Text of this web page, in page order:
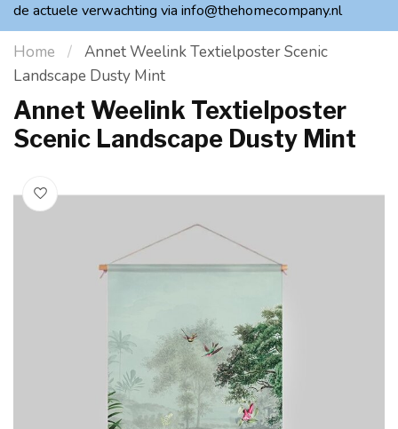
de actuele verwachting via info@thehomecompany.nl
Home /
Annet Weelink Textielposter Scenic
Landscape Dusty Mint
Annet Weelink Textielposter
Scenic Landscape Dusty Mint